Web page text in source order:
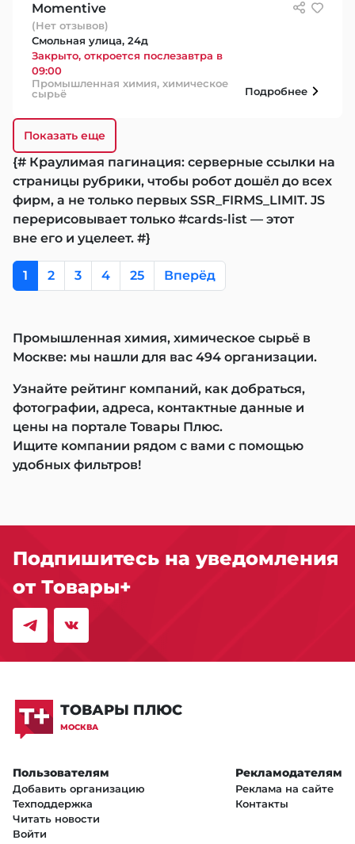
Momentive
(Нет отзывов)
Смольная улица, 24д
Закрыто, откроется послезавтра в
09:00
Промышленная химия, химическое
сырьё
Подробнее
Показать еще
{# Краулимая пагинация: серверные ссылки на
страницы рубрики, чтобы робот дошёл до всех
фирм, а не только первых SSR_FIRMS_LIMIT. JS
перерисовывает только #cards-list — этот
вне его и уцелеет. #}
1 2 3 4 25 Вперёд
Промышленная химия, химическое сырьё в
Москве: мы нашли для вас 494 организации.
Узнайте рейтинг компаний, как добраться,
фотографии, адреса, контактные данные и
цены на портале Товары Плюс.
Ищите компании рядом с вами с помощью
удобных фильтров!
Подпишитесь на уведомления
от Товары+
ТОВАРЫ ПЛЮС
МОСКВА
Пользователям
Добавить организацию
Техподдержка
Читать новости
Войти
Рекламодателям
Реклама на сайте
Контакты